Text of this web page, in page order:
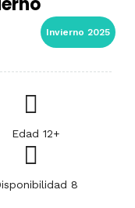
Invierno 2025
Edad 12+
8